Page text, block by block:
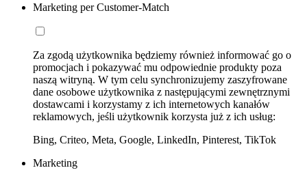
Marketing per Customer-Match
Za zgodą użytkownika będziemy również informować go o
promocjach i pokazywać mu odpowiednie produkty poza
naszą witryną. W tym celu synchronizujemy zaszyfrowane
dane osobowe użytkownika z następującymi zewnętrznymi
dostawcami i korzystamy z ich internetowych kanałów
reklamowych, jeśli użytkownik korzysta już z ich usług:
Bing, Criteo, Meta, Google, LinkedIn, Pinterest, TikTok
Marketing